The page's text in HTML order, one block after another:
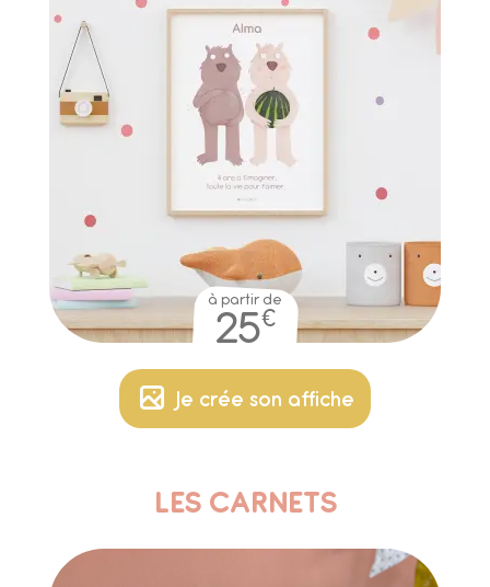
à partir de
25€
Je crée son affiche
LES CARNETS